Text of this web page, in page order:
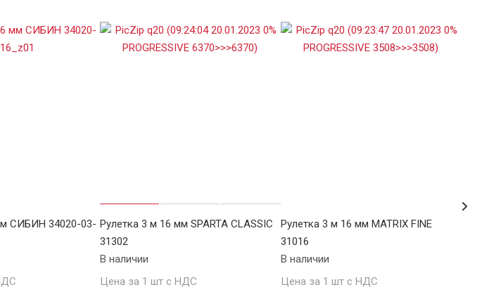
СИБИН 34020-03- Рулетка 3 м 16 мм SPARTA CLASSIC
31302
В наличии
Цена за 1 шт с НДС
Рулетка 3 м 16 мм MATRIX FINE
31016
В наличии
Цена за 1 шт с НДС